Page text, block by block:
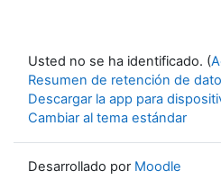
Usted no se ha identificado. (
Resumen de retención de
Descargar la app para
Cambiar al tema estándar
Desarrollado por Moodle